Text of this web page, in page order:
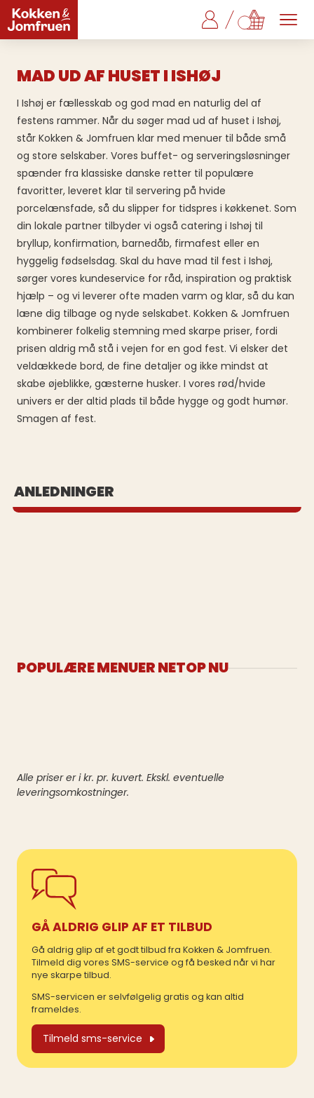
MAD UD AF HUSET I ISHØJ
I Ishøj er fællesskab og god mad en naturlig del af
festens rammer. Når du søger mad ud af huset i Ishøj,
står Kokken & Jomfruen klar med menuer til både små
og store selskaber. Vores buffet- og serveringsløsninger
spænder fra klassiske danske retter til populære
favoritter, leveret klar til servering på hvide
porcelænsfade, så du slipper for tidspres i køkkenet. Som
din lokale partner tilbyder vi også catering i Ishøj til
bryllup, konfirmation, barnedåb, firmafest eller en
hyggelig fødselsdag. Skal du have mad til fest i Ishøj,
sørger vores kundeservice for råd, inspiration og praktisk
hjælp – og vi leverer ofte maden varm og klar, så du kan
læne dig tilbage og nyde selskabet. Kokken & Jomfruen
kombinerer folkelig stemning med skarpe priser, fordi
prisen aldrig må stå i vejen for en god fest. Vi elsker det
veldækkede bord, de fine detaljer og ikke mindst at
skabe øjeblikke, gæsterne husker. I vores rød/hvide
univers er der altid plads til både hygge og godt humør.
Smagen af fest.
ANLEDNINGER
Se vores populære buffeter
POPULÆRE MENUER NETOP NU
Alle priser er i kr. pr. kuvert. Ekskl. eventuelle
leveringsomkostninger.
GÅ ALDRIG GLIP AF ET TILBUD
Gå aldrig glip af et godt tilbud fra Kokken & Jomfruen.
Tilmeld dig vores SMS-service og få besked når vi har
nye skarpe tilbud.
SMS-servicen er selvfølgelig gratis og kan altid
frameldes.
Tilmeld sms-service